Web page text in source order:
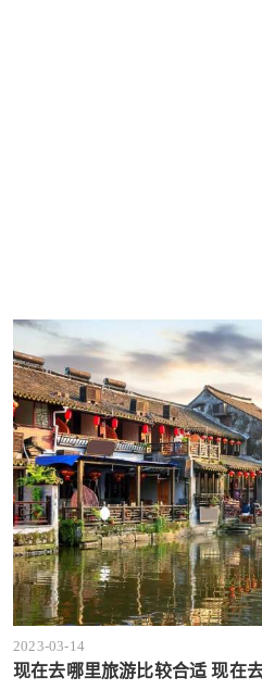
2023-03-14
现在去哪里旅游比较合适 现在